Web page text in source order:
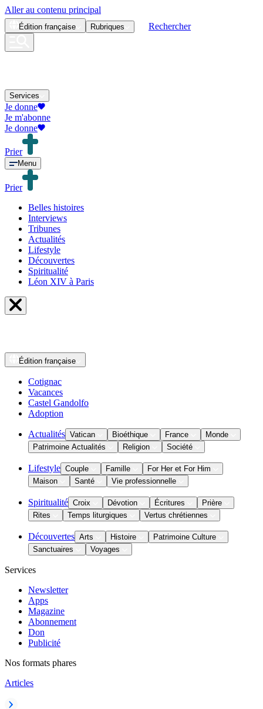
Aller au contenu principal
Édition française Rubriques Rechercher
Services
Je donne
Je m'abonne
Je donne
Prier
Menu
Prier
Belles histoires
Interviews
Tribunes
Actualités
Lifestyle
Découvertes
Spiritualité
Léon XIV à Paris
Édition française
Cotignac
Vacances
Castel Gandolfo
Adoption
Actualités Vatican Bioéthique France
Monde
Patrimoine Actualités
Religion Société
Lifestyle Couple Famille
For Her et For Him
Maison
Santé Vie professionnelle
Spiritualité Croix Dévotion Écritures
Prière
Rites
Temps liturgiques Vertus chrétiennes
Découvertes Arts Histoire
Patrimoine Culture
Sanctuaires
Voyages
Services
Newsletter
Apps
Magazine
Abonnement
Don
Publicité
Nos formats phares
Articles